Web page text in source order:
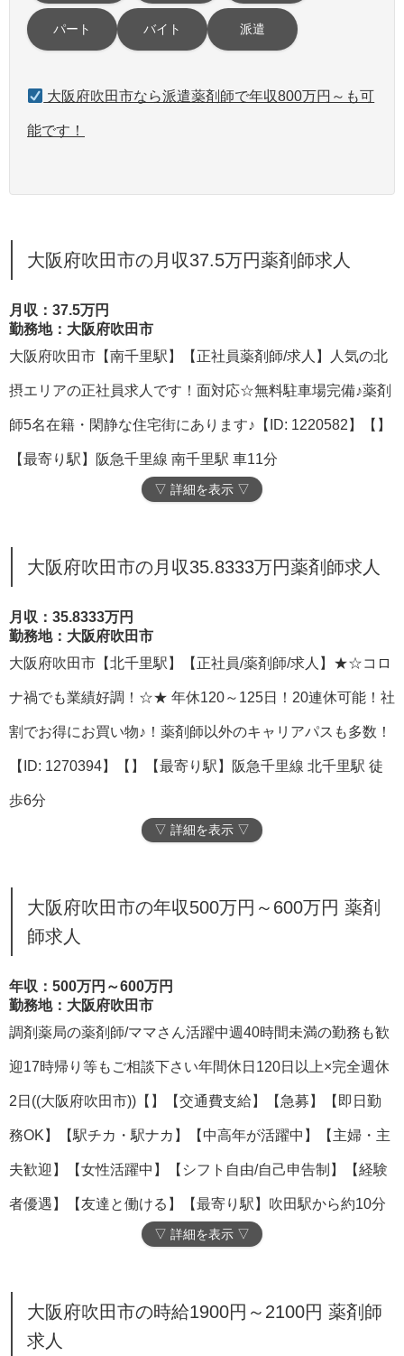
パート バイト 派遣
大阪府吹田市なら派遣薬剤師で年収800万円～も可
能です！
大阪府吹田市の月収37.5万円薬剤師求人
月収：37.5万円
勤務地：大阪府吹田市
大阪府吹田市【南千里駅】【正社員薬剤師/求人】人気の北
摂エリアの正社員求人です！面対応☆無料駐車場完備♪薬剤
師5名在籍・閑静な住宅街にあります♪【ID: 1220582】【】
【最寄り駅】阪急千里線 南千里駅 車11分
▽ 詳細を表示 ▽
大阪府吹田市の月収35.8333万円薬剤師求人
月収：35.8333万円
勤務地：大阪府吹田市
大阪府吹田市【北千里駅】【正社員/薬剤師/求人】★☆コロ
ナ禍でも業績好調！☆★ 年休120～125日！20連休可能！社
割でお得にお買い物♪！薬剤師以外のキャリアパスも多数！
【ID: 1270394】【】【最寄り駅】阪急千里線 北千里駅 徒
歩6分
▽ 詳細を表示 ▽
大阪府吹田市の年収500万円～600万円 薬剤
師求人
年収：500万円～600万円
勤務地：大阪府吹田市
調剤薬局の薬剤師/ママさん活躍中週40時間未満の勤務も歓
迎17時帰り等もご相談下さい年間休日120日以上×完全週休
2日((大阪府吹田市))【】【交通費支給】【急募】【即日勤
務OK】【駅チカ・駅ナカ】【中高年が活躍中】【主婦・主
夫歓迎】【女性活躍中】【シフト自由/自己申告制】【経験
者優遇】【友達と働ける】【最寄り駅】吹田駅から約10分
▽ 詳細を表示 ▽
大阪府吹田市の時給1900円～2100円 薬剤師
求人